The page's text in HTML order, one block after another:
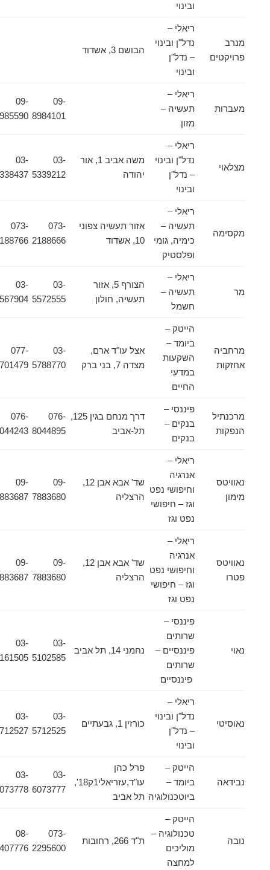
ובינוי
מנרב
פרויקטים
ריאלי –
נדל"ן ובינוי
– נדל"ן
ובינוי
הבושם 3, אשדוד
מעברות
ריאלי –
תעשיה –
8984101
8985590
מצלאוי
ריאלי –
נדל"ן ובינוי
– נדל"ן
ובינוי
משה אביב 1, אור
יהודה
03-
5339212
5338437
מקסימה
ריאלי –
תעשיה –
כימיה, גומי
ופלסטיק
אזור תעשיה צפוני
10, אשדוד
073-
2188666
073-
2188766
ריאלי –
תעשיה –
חשמל
הצורף 5, אזור
תעשיה, חולון
5572555
5567904
מרחביה
אחזקות
הייטק –
ביומד –
השקעות
במדעי
החיים
אצל עו"ד ארם,
מצדה 7, בני ברק
5788770
077-
4701479
מרכנתיל
הנפקות
פיננסי –
בנקים –
בנקים
דרך מנחם בגין 125,
תל-אביב
076-
8044895
076-
8044243
נאוויטס
מימון
ריאלי –
אנרגיה
וחיפושי נפט
וגז – חיפושי
נפט וגז
שד' אבא אבן 12,
הרצליה
7883680
7883687
נאוויטס
פטרו
ריאלי –
אנרגיה
וחיפושי נפט
וגז – חיפושי
נפט וגז
שד' אבא אבן 12,
הרצליה
7883680
7883687
פיננסי –
שרותים
פיננסיים –
שרותים
פיננסיים
נחמני 14, תל אביב
5102585
5161505
נאוסיטי
ריאלי –
נדל"ן ובינוי
– נדל"ן
ובינוי
כורזין 1, גבעתיים
5712525
5712527
נבידאה
הייטק –
ביומד –
ביוטכנולוגיה
פרל כהן
עו"ד,עזריאלי1ק18',
תל אביב
6073777
6073778
נובה
הייטק –
טכנולוגיה –
מוליכים
למחצה
073-
2295600
9407776